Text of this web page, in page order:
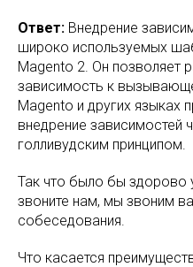
Ответ: Внедрение
широко используемых
Magento 2. Он позволяет
зависимость к
Magento и других языках
внедрение зависимостей
голливудским принципом.
Так что было бы здорово
звоните нам, мы звоним
собеседования.
Что касается